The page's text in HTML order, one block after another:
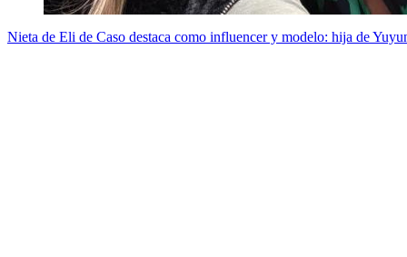
Nieta de Eli de Caso destaca como influencer y modelo: hija de